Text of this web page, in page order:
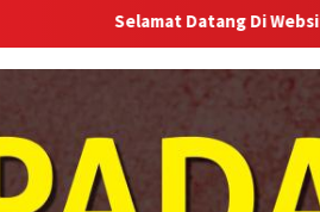
Selamat Datang Di Website Offilical